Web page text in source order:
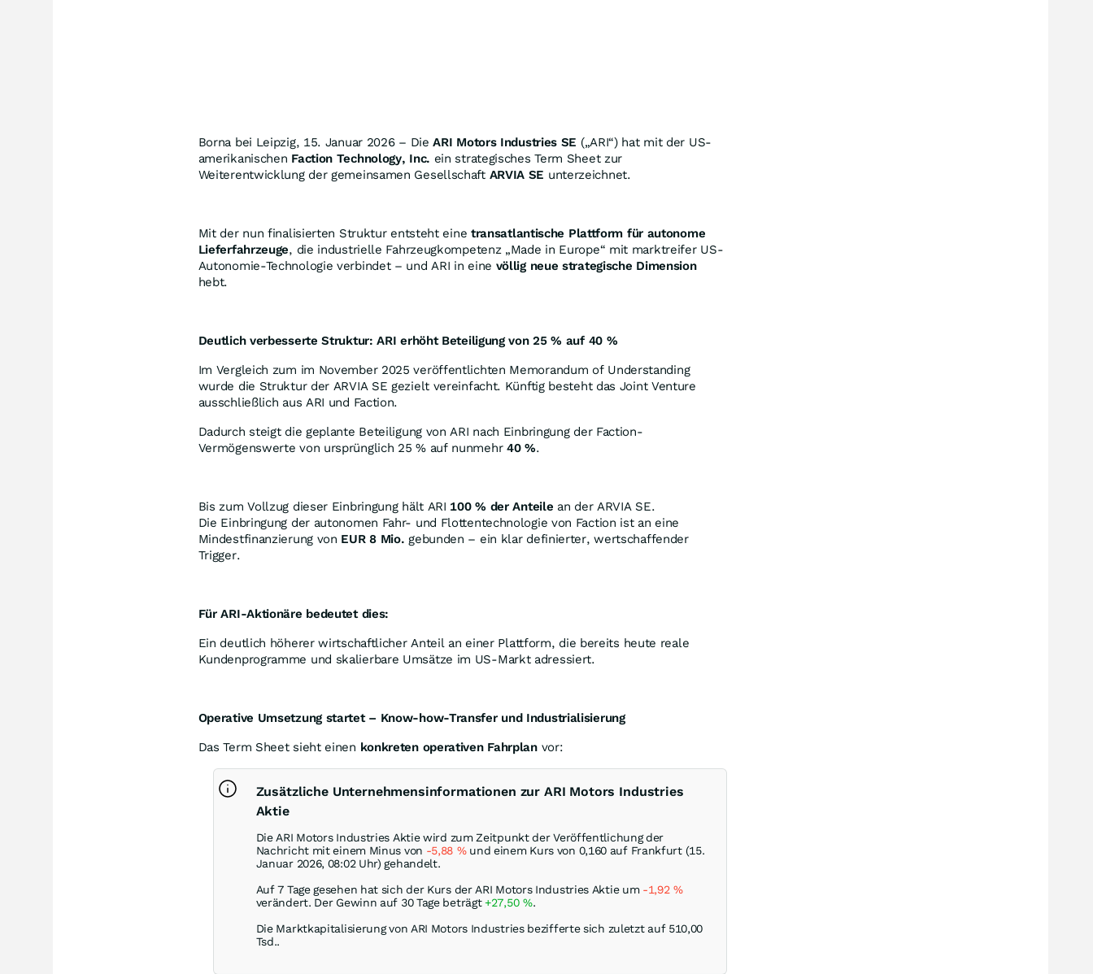
Borna bei Leipzig, 15. Januar 2026 – DieARI Motors Industries SE („ARI“) hat mit der US-
amerikanischen Faction Technology, Inc. ein strategisches Term Sheet zur
Weiterentwicklung der gemeinsamen Gesellschaft ARVIA SE unterzeichnet.
Mit der nun finalisierten Struktur entsteht eine transatlantische Plattform für autonome
Lieferfahrzeuge, die industrielle Fahrzeugkompetenz „Made in Europe“ mit marktreifer US-
Autonomie-Technologie verbindet – und ARI in eine völlig neue strategische Dimension
hebt.
Deutlich verbesserte Struktur: ARI erhöht Beteiligung von 25 % auf 40 %
Im Vergleich zum im November 2025 veröffentlichten Memorandum of Understanding
wurde die Struktur der ARVIA SE gezielt vereinfacht. Künftig besteht das Joint Venture
ausschließlich aus ARI und Faction.
Dadurch steigt die geplante Beteiligung von ARI nach Einbringung der Faction-
Vermögenswerte von ursprünglich 25 % auf nunmehr 40 %.
Bis zum Vollzug dieser Einbringung hält ARI 100 % der Anteile an der ARVIA SE.
Die Einbringung der autonomen Fahr- und Flottentechnologie von Faction ist an eine
Mindestfinanzierung von EUR 8 Mio. gebunden – ein klar definierter, wertschaffender
Trigger.
Für ARI-Aktionäre bedeutet dies:
Ein deutlich höherer wirtschaftlicher Anteil an einer Plattform, die bereits heute reale
Kundenprogramme und skalierbare Umsätze im US-Markt adressiert.
Operative Umsetzung startet – Know-how-Transfer und Industrialisierung
Das Term Sheet sieht einen konkreten operativen Fahrplanvor:
Zusätzliche Unternehmensinformationen zur ARI Motors Industries
Aktie
Die ARI Motors Industries Aktie wird zum Zeitpunkt der Veröffentlichung der
Nachricht mit einem Minus von -5,88 %und einem Kurs von 0,160 auf Frankfurt (15.
Januar 2026, 08:02 Uhr) gehandelt.
Auf 7 Tage gesehen hat sich der Kurs der ARI Motors Industries Aktie um -1,92%
verändert. Der Gewinn auf 30 Tage beträgt+27,50 %.
Die Marktkapitalisierung von ARI Motors Industries bezifferte sich zuletzt auf 510,00
Tsd..